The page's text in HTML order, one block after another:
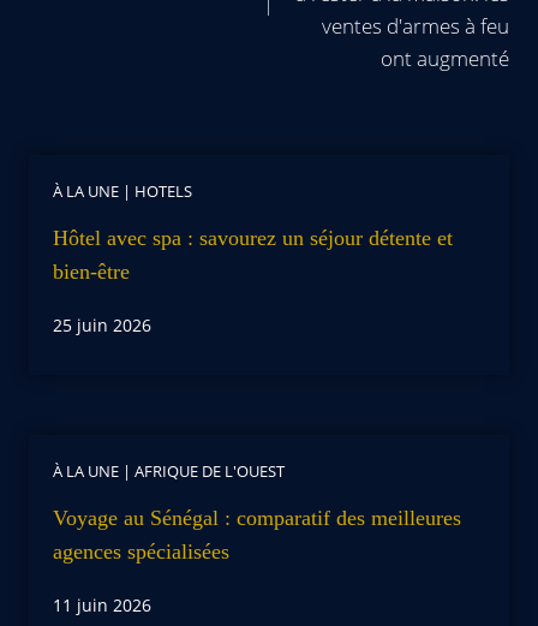
ventes d'armes à feu
ont augmenté
À LA UNE | HOTELS
Hôtel avec spa : savourez un séjour détente et
bien-être
25 juin 2026
À LA UNE | AFRIQUE DE L'OUEST
Voyage au Sénégal : comparatif des meilleures
agences spécialisées
11 juin 2026